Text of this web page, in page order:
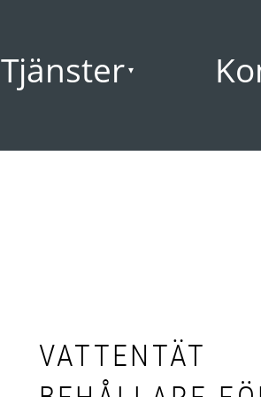
Tjänster
VATTENTÄT